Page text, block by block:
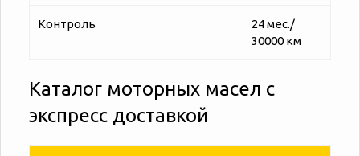
Контроль
24 мес./
30000 км
Каталог моторных масел с
экспресс доставкой